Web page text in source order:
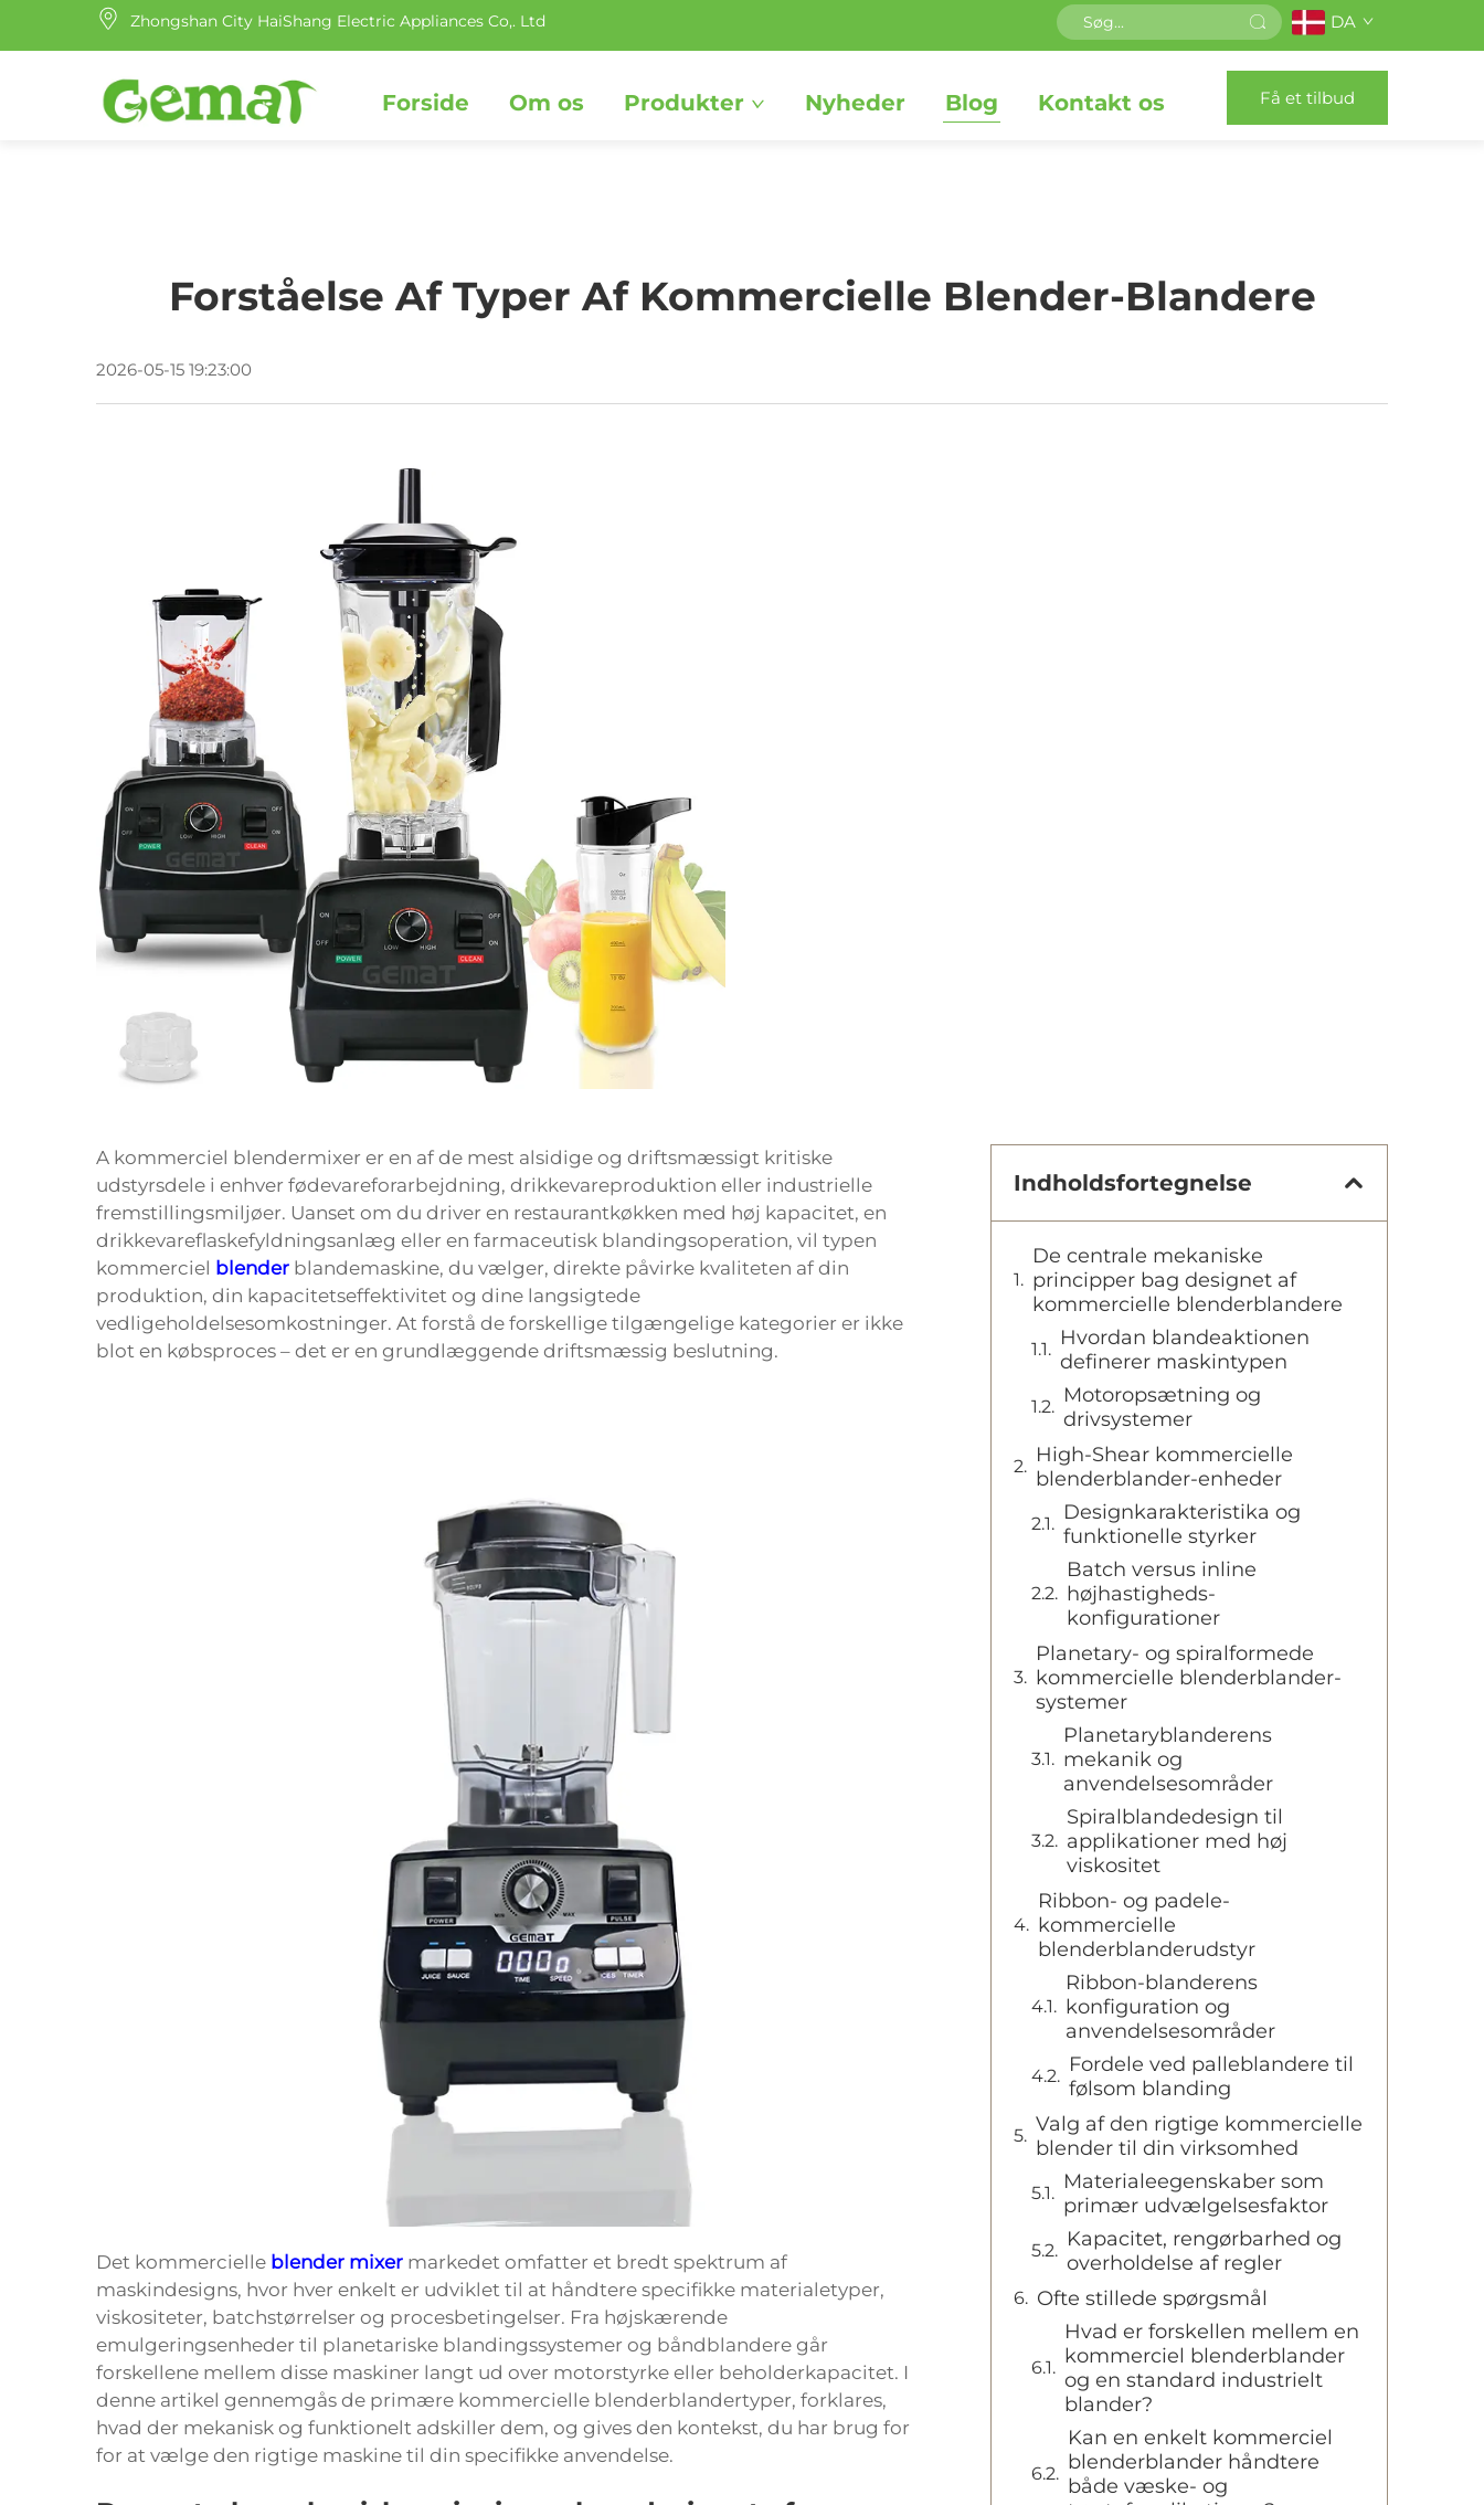
Zhongshan City HaiShang Electric Appliances Co,. Ltd DA
Forside Om os Produkter Nyheder Blog Kontakt os Få et tilbud
Forståelse Af Typer Af Kommercielle Blender-Blandere
2026-05-15 19:23:00
A kommerciel blendermixer er en af de mest alsidige og driftsmæssigt kritiske
udstyrsdele i enhver fødevareforarbejdning, drikkevareproduktion eller industrielle
fremstillingsmiljøer. Uanset om du driver en restaurantkøkken med høj kapacitet, en
drikkevareflaskefyldningsanlæg eller en farmaceutisk blandingsoperation, vil typen
kommerciel blender blandemaskine, du vælger, direkte påvirke kvaliteten af din
produktion, din kapacitetseffektivitet og dine langsigtede
vedligeholdelsesomkostninger. At forstå de forskellige tilgængelige kategorier er ikke
blot en købsproces – det er en grundlæggende driftsmæssig beslutning.
Det kommercielle blender mixer markedet omfatter et bredt spektrum af
maskindesigns, hvor hver enkelt er udviklet til at håndtere specifikke materialetyper,
viskositeter, batchstørrelser og procesbetingelser. Fra højskærende
emulgeringsenheder til planetariske blandingssystemer og båndblandere går
forskellene mellem disse maskiner langt ud over motorstyrke eller beholderkapacitet. I
denne artikel gennemgås de primære kommercielle blenderblandertyper, forklares,
hvad der mekanisk og funktionelt adskiller dem, og gives den kontekst, du har brug for
for at vælge den rigtige maskine til din specifikke anvendelse.
Indholdsfortegnelse
De centrale mekaniske
principper bag designet af
kommercielle blenderblandere
Hvordan blandeaktionen
definerer maskintypen
Motoropsætning og
drivsystemer
High-Shear kommercielle
blenderblander-enheder
Designkarakteristika og
funktionelle styrker
Batch versus inline
højhastigheds-
konfigurationer
Planetary- og spiralformede
kommercielle blenderblander-
systemer
Planetaryblanderens
mekanik og
anvendelsesområder
Spiralblandedesign til
applikationer med høj
viskositet
Ribbon- og padele-
kommercielle
blenderblanderudstyr
Ribbon-blanderens
konfiguration og
anvendelsesområder
Fordele ved palleblandere til
følsom blanding
Valg af den rigtige kommercielle
blender til din virksomhed
Materialeegenskaber som
primær udvælgelsesfaktor
Kapacitet, rengørbarhed og
overholdelse af regler
Ofte stillede spørgsmål
Hvad er forskellen mellem en
kommerciel blenderblander
og en standard industrielt
blander?
Kan en enkelt kommerciel
blenderblander håndtere
både væske- og